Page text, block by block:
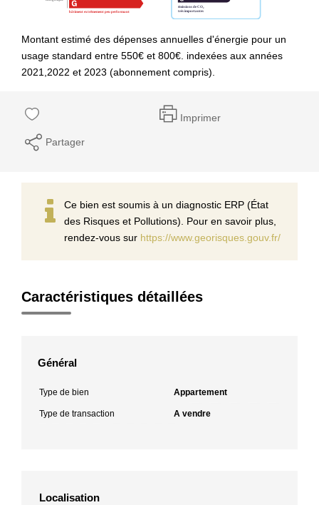
Montant estimé des dépenses annuelles d'énergie pour un
usage standard entre 550€ et 800€. indexées aux années
2021,2022 et 2023 (abonnement compris).
Imprimer
Partager
Ce bien est soumis à un diagnostic ERP (État
des Risques et Pollutions). Pour en savoir plus,
rendez-vous sur https://www.georisques.gouv.fr/
Caractéristiques détaillées
Général
Type de bien Appartement
Type de transaction A vendre
Localisation